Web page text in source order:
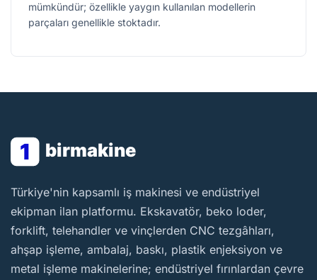
mümkündür; özellikle yaygın kullanılan modellerin
parçaları genellikle stoktadır.
1 birmakine
BirMakine
Türkiye'nin kapsamlı iş makinesi ve endüstriyel
ekipman ilan platformu. Ekskavatör, beko loder,
forklift, telehandler ve vinçlerden CNC tezgâhları,
ahşap işleme, ambalaj, baskı, plastik enjeksiyon ve
metal işleme makinelerine; endüstriyel fırınlardan çevre